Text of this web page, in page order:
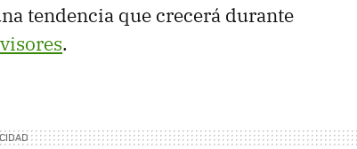
tendencia que crecerá durante
.